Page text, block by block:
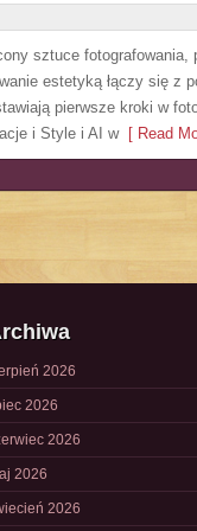
sztuce fotografowania,
estetyką łączy się z
pierwsze kroki w
i Style i AI w[ Read
2026
2026
2026
2026
2026